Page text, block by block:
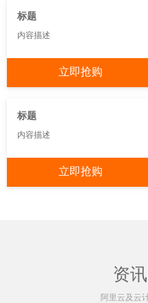
标题
内容描述
立即抢购
标题
内容描述
立即抢购
资
阿里云及云